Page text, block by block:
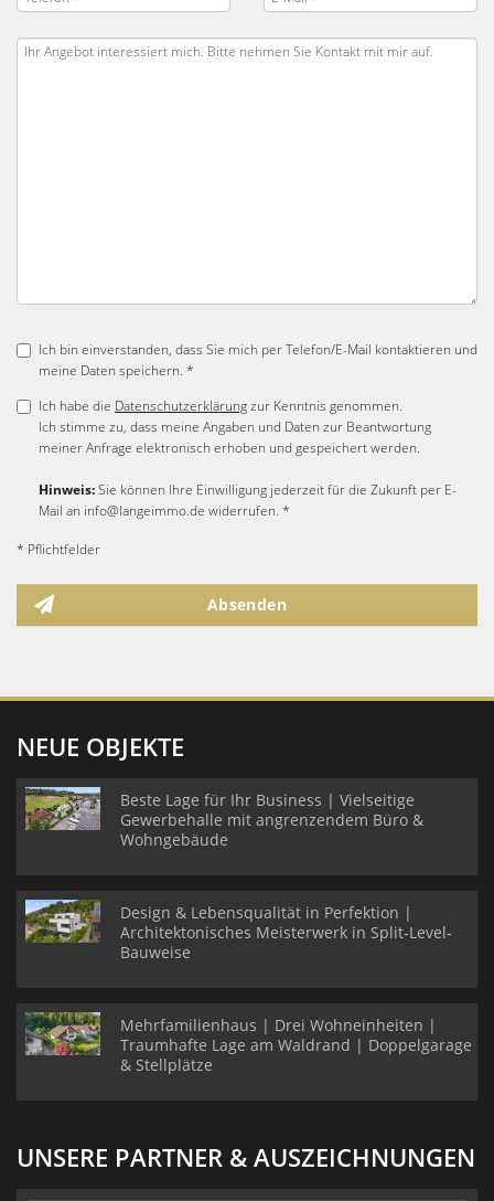
Ich bin einverstanden, dass Sie mich per Telefon/E-Mail kontaktieren und
meine Daten speichern. *
Ich habe die Datenschutzerklärungzur Kenntnis genommen.
Ich stimme zu, dass meine Angaben und Daten zur Beantwortung
meiner Anfrage elektronisch erhoben und gespeichert werden.
Hinweis:Sie können Ihre Einwilligung jederzeit für die Zukunft per E-
Mail an info@langeimmo.de widerrufen. *
* Pflichtfelder
Absenden
NEUE OBJEKTE
Beste Lage für Ihr Business | Vielseitige
Gewerbehalle mit angrenzendem Büro &
Wohngebäude
Design & Lebensqualität in Perfektion |
Architektonisches Meisterwerk in Split-Level-
Bauweise
Mehrfamilienhaus | Drei Wohneinheiten |
Traumhafte Lage am Waldrand | Doppelgarage
& Stellplätze
UNSERE PARTNER & AUSZEICHNUNGEN